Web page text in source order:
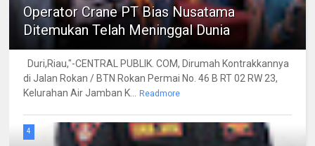
Operator Crane PT Bias Nusatama
Ditemukan Telah Meninggal Dunia
Duri,Riau,"-CENTRAL PUBLIK. COM, Dirumah Kontrakkannya
di Jalan Rokan / BTN Rokan Permai No. 46 B RT 02 RW 23,
Kelurahan Air Jamban K...
Readmore
4